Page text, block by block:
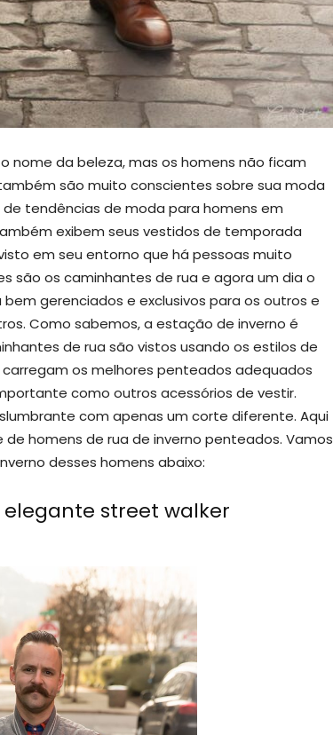
nome da beleza, mas os homens não ficam
são muito conscientes sobre sua moda
tendências de moda para homens em
exibem seus vestidos de temporada
em seu entorno que há pessoas muito
são os caminhantes de rua e agora um dia o
gerenciados e exclusivos para os outros e
Como sabemos, a estação de inverno é
de rua são vistos usando os estilos de
os melhores penteados adequados
como outros acessórios de vestir.
com apenas um corte diferente. Aqui
homens de rua de inverno penteados. Vamos
desses homens abaixo:
street walker